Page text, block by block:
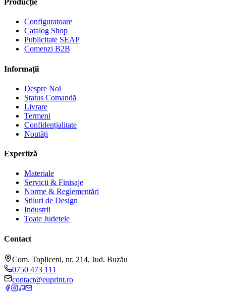
Producție
Configuratoare
Catalog Shop
Publicitate SEAP
Comenzi B2B
Informații
Despre Noi
Status Comandă
Livrare
Termeni
Confidențialitate
Noutăți
Expertiză
Materiale
Servicii & Finisaje
Norme & Reglementări
Stiluri de Design
Industrii
Toate Județele
Contact
Com. Topliceni, nr. 214, Jud. Buzău
0750 473 111
contact@euprint.ro